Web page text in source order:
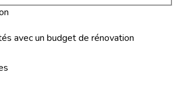
avec un budget de rénovation